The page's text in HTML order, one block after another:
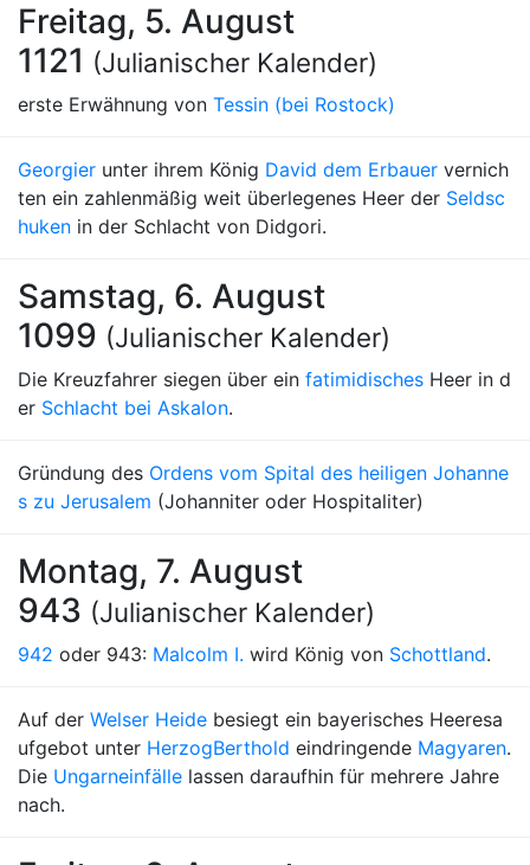
Freitag, 5. August
1121 (Julianischer Kalender)
erste Erwähnung von Tessin (bei Rostock)
Georgier unter ihrem König David dem Erbauer vernich
ten ein zahlenmäßig weit überlegenes Heer der Seldsc
huken in der Schlacht von Didgori.
Samstag, 6. August
1099 (Julianischer Kalender)
Die Kreuzfahrer siegen über ein fatimidisches Heer in d
er Schlacht bei Askalon.
Gründung des Ordens vom Spital des heiligen Johanne
s zu Jerusalem (Johanniter oder Hospitaliter)
Montag, 7. August
943 (Julianischer Kalender)
942 oder 943: Malcolm I. wird König von Schottland.
Auf der Welser Heide besiegt ein bayerisches Heeresa
ufgebot unter HerzogBerthold eindringende Magyaren.
Die Ungarneinfälle lassen daraufhin für mehrere Jahre
nach.